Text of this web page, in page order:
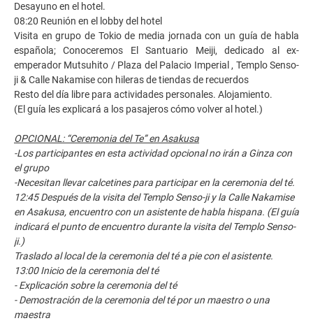
Desayuno en el hotel.
08:20 Reunión en el lobby del hotel
Visita en grupo de Tokio de media jornada con un guía de habla
española; Conoceremos El Santuario Meiji, dedicado al ex-
emperador Mutsuhito / Plaza del Palacio Imperial , Templo Senso-
ji & Calle Nakamise con hileras de tiendas de recuerdos
Resto del día libre para actividades personales. Alojamiento.
(El guía les explicará a los pasajeros cómo volver al hotel.)
OPCIONAL: “Ceremonia del Te” en Asakusa
-Los participantes en esta actividad opcional no irán a Ginza con
el grupo
-Necesitan llevar calcetines para participar en la ceremonia del té.
12:45 Después de la visita del Templo Senso-ji y la Calle Nakamise
en Asakusa, encuentro con un asistente de habla hispana. (El guía
indicará el punto de encuentro durante la visita del Templo Senso-
ji.)
Traslado al local de la ceremonia del té a pie con el asistente.
13:00 Inicio de la ceremonia del té
- Explicación sobre la ceremonia del té
- Demostración de la ceremonia del té por un maestro o una
maestra